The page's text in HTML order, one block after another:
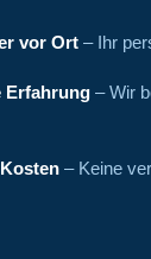
vor Ort – Ihr
Erfahrung – Wir
– Keine